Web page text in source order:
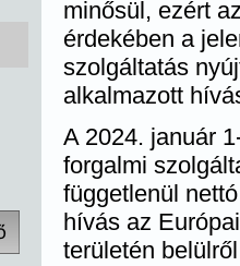
minősül, ezért
érdekében a
szolgáltatás
alkalmazott
A 2024. január
forgalmi
függetlenül
hívás az
területén belülről